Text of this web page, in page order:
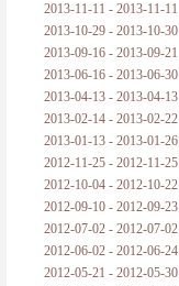
2013-11-11 - 2013-11-11
2013-10-29 - 2013-10-30
2013-09-16 - 2013-09-21
2013-06-16 - 2013-06-30
2013-04-13 - 2013-04-13
2013-02-14 - 2013-02-22
2013-01-13 - 2013-01-26
2012-11-25 - 2012-11-25
2012-10-04 - 2012-10-22
2012-09-10 - 2012-09-23
2012-07-02 - 2012-07-02
2012-06-02 - 2012-06-24
2012-05-21 - 2012-05-30